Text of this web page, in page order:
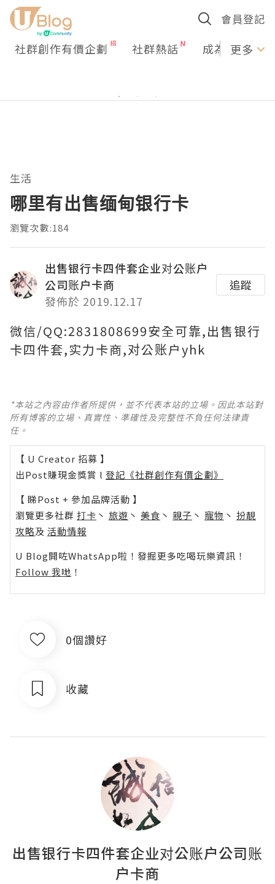
會員登記
社群創作有價企劃 社群熱話 成為U更多
生活
哪里有出售缅甸银行卡
瀏覽次數:184
出售银行卡四件套企业对公账户
公司账户卡商
發佈於 2019.12.17
追蹤
微信/QQ:2831808699安全可靠,出售银行
卡四件套,实力卡商,对公账户yhk
*本站之內容由作者所提供，並不代表本站的立場。因此本站對
所有博客的立場、真實性、準確性及完整性不負任何法律責
任。
【 U Creator 招募 】
出Post賺現金獎賞 l 登記《社群創作有價企劃》
【 睇Post + 參加品牌活動 】
瀏覽更多社群 打卡 丶 旅遊 丶 美食 丶 親子 丶 寵物 丶 扮靚
攻略及 活動情報
U Blog開咗WhatsApp啦！發掘更多吃喝玩樂資訊！
Follow 我哋 ！
0個讚好
收藏
出售银行卡四件套企业对公账户公司账
户卡商